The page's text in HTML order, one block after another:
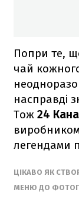
Попри те,
чай
насправді
Тож 24
легендами
ЦІКАВО ЯК
МЕНЮ ДО